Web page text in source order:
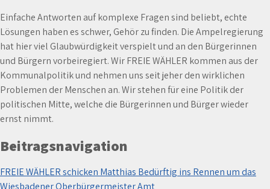
Einfache Antworten auf komplexe Fragen sind beliebt, echte
Lösungen haben es schwer, Gehör zu finden. Die Ampelregierung
hat hier viel Glaubwürdigkeit verspielt und an den Bürgerinnen
und Bürgern vorbeiregiert. Wir FREIE WÄHLER kommen aus der
Kommunalpolitik und nehmen uns seit jeher den wirklichen
Problemen der Menschen an. Wir stehen für eine Politik der
politischen Mitte, welche die Bürgerinnen und Bürger wieder
ernst nimmt.
Beitragsnavigation
FREIE WÄHLER schicken Matthias Bedürftig ins Rennen um das
Wiesbadener Oberbürgermeister Amt